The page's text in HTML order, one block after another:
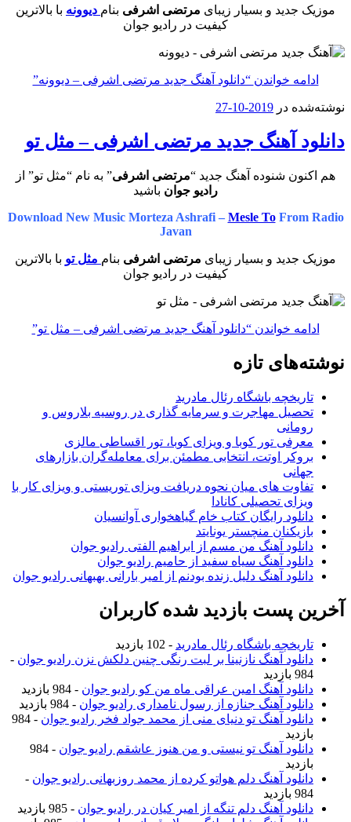
موزیک جدید و بسیار زیبای مرتضی اشرفی بنام دیوونه با بالاترین
کیفیت در رادیو جوان
ادامه خواندن “دانلود آهنگ جدید مرتضی اشرفی – دیوونه”
نوشته‌شده در 2019-10-27
دانلود آهنگ جدید مرتضی اشرفی – مثل تو
هم اکنون شنوده آهنگ جدید “مرتضی اشرفی” به نام “مثل تو” از
رادیو جوان باشید
Download New Music Morteza Ashrafi – Mesle ToFrom Radio
Javan
موزیک جدید و بسیار زیبای مرتضی اشرفی بنام مثل تو با بالاترین
کیفیت در رادیو جوان
ادامه خواندن “دانلود آهنگ جدید مرتضی اشرفی – مثل تو”
نوشته‌های تازه
تاریخچه باشگاه رئال مادرید
تحصیل مهاجرت و سرمایه گذاری در روسیه بلاروس و
رومانی
معرفی تور کوبا و ویزای کوبا، تور اقساطی مالزی
بروکر اوتت، انتخابی مطمئن برای معامله‌گران بازارهای
جهانی
تفاوت های میان نحوه دریافت ویزای توریستی و ویزای کار با
ویزای تحصیلی کانادا
دانلود رایگان کتاب خام گیاهخواری آوانسیان
بازیکنان منچستر یونایتد
دانلود آهنگ من مسم از ابراهیم الفتی رادیو جوان
دانلود آهنگ سیاه سفید از حامیم رادیو جوان
دانلود آهنگ دلیل زنده بودنم از امیر بارانی بهبهانی رادیو جوان
آخرین پست بازدید شده کاربران
تاریخچه باشگاه رئال مادرید - 102 بازدید
دانلود آهنگ نازنینا بر لبت رنگی چنین دلکش نزن رادیو جوان -
984 بازدید
دانلود آهنگ امین عراقی ماه من کو رادیو جوان - 984 بازدید
دانلود آهنگ جنازه از رسول نامداری رادیو جوان - 984 بازدید
دانلود آهنگ تو دنیای منی از محمد جواد فخر رادیو جوان
- 984
بازدید
دانلود آهنگ تو نیستی و من هنوز عاشقم رادیو جوان
- 984
بازدید
دانلود آهنگ دلم هواتو کرده از محمد روزبهانی رادیو جوان -
984 بازدید
دانلود آهنگ دلم تنگه از امیر کیان در رادیو جوان - 985 بازدید